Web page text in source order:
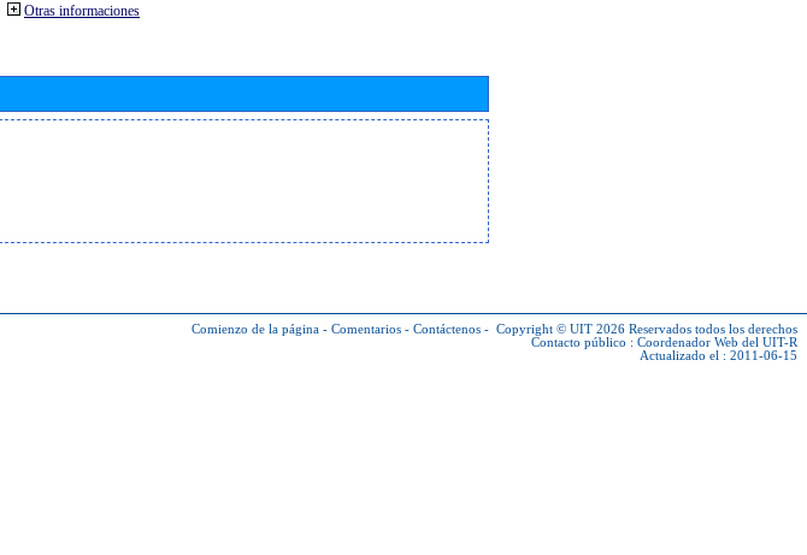
Otras informaciones
Comienzo de la página - Comentarios - Contáctenos - Copyright © UIT 2026 Reservados todos los derechos
Contacto público : Coordenador Web del UIT-R
Actualizado el : 2011-06-15